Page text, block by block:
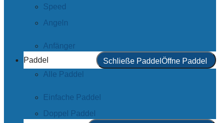
Speed
Angeln
Anfänger
Paddel
Schließe Paddel Öffne Paddel
Alle Paddel
Einfache Paddel
Doppel Paddel